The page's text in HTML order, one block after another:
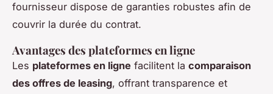
fournisseur dispose de garanties robustes afin de
couvrir la durée du contrat.
Avantages des plateformes en ligne
Les plateformes en ligne facilitent la comparaison
des offres de leasing, offrant transparence et